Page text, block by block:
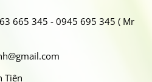
665 345 - 0945 695 345 ( Mr
Tiện